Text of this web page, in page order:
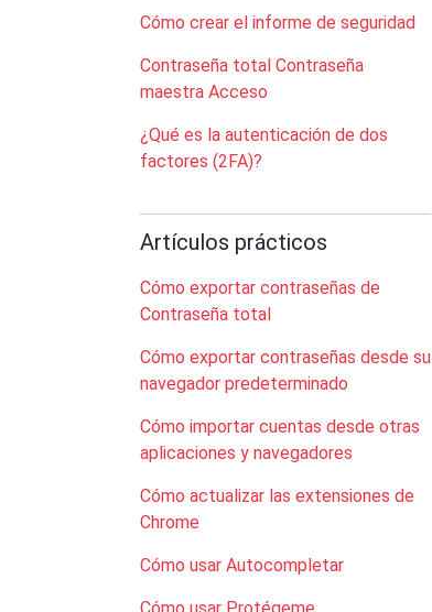
Cómo crear el informe de seguridad
Contraseña total Contraseña
maestra Acceso
¿Qué es la autenticación de dos
factores (2FA)?
Artículos prácticos
Cómo exportar contraseñas de
Contraseña total
Cómo exportar contraseñas desde su
navegador predeterminado
Cómo importar cuentas desde otras
aplicaciones y navegadores
Cómo actualizar las extensiones de
Chrome
Cómo usar Autocompletar